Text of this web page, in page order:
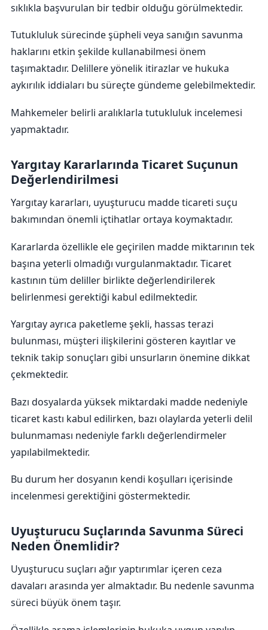
sıklıkla başvurulan bir tedbir olduğu görülmektedir.
Tutukluluk sürecinde şüpheli veya sanığın savunma
haklarını etkin şekilde kullanabilmesi önem
taşımaktadır. Delillere yönelik itirazlar ve hukuka
aykırılık iddiaları bu süreçte gündeme gelebilmektedir.
Mahkemeler belirli aralıklarla tutukluluk incelemesi
yapmaktadır.
Yargıtay Kararlarında Ticaret Suçunun
Değerlendirilmesi
Yargıtay kararları, uyuşturucu madde ticareti suçu
bakımından önemli içtihatlar ortaya koymaktadır.
Kararlarda özellikle ele geçirilen madde miktarının tek
başına yeterli olmadığı vurgulanmaktadır. Ticaret
kastının tüm deliller birlikte değerlendirilerek
belirlenmesi gerektiği kabul edilmektedir.
Yargıtay ayrıca paketleme şekli, hassas terazi
bulunması, müşteri ilişkilerini gösteren kayıtlar ve
teknik takip sonuçları gibi unsurların önemine dikkat
çekmektedir.
Bazı dosyalarda yüksek miktardaki madde nedeniyle
ticaret kastı kabul edilirken, bazı olaylarda yeterli delil
bulunmaması nedeniyle farklı değerlendirmeler
yapılabilmektedir.
Bu durum her dosyanın kendi koşulları içerisinde
incelenmesi gerektiğini göstermektedir.
Uyuşturucu Suçlarında Savunma Süreci
Neden Önemlidir?
Uyuşturucu suçları ağır yaptırımlar içeren ceza
davaları arasında yer almaktadır. Bu nedenle savunma
süreci büyük önem taşır.